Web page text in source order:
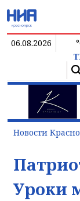
06.08.2026
Новости
Уроки